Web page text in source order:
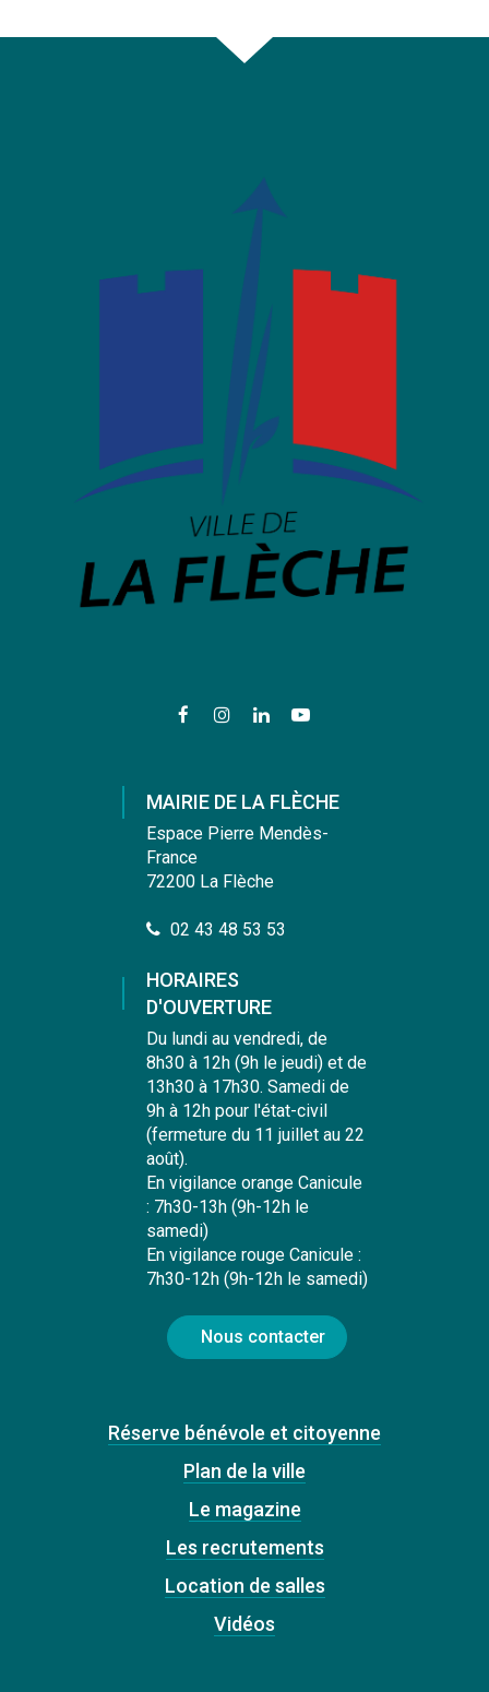
FacebookTwitteremail
Lien
compte
Lien
compte
Lien
compte
chaîne
MAIRIE DE LA FLÈCHE
Espace Pierre Mendès-
France
72200 La Flèche
02 43 48 53 53
HORAIRES
D'OUVERTURE
Du lundi au vendredi, de
8h30 à 12h (9h le jeudi) et de
13h30 à 17h30. Samedi de
9h à 12h pour l'état-civil
(fermeture du 11 juillet au 22
août).
En vigilance orange Canicule
: 7h30-13h (9h-12h le
samedi)
En vigilance rouge Canicule :
7h30-12h (9h-12h le samedi)
Nous contacter
Réserve bénévole et citoyenne
Plan de la ville
Le magazine
Les recrutements
Location de salles
Vidéos